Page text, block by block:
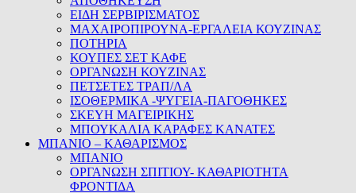
ΕΙΔΗ ΣΕΡΒΙΡΙΣΜΑΤΟΣ
ΜΑΧΑΙΡΟΠΙΡΟΥΝΑ-ΕΡΓΑΛΕΙΑ ΚΟΥΖΙΝΑΣ
ΠΟΤΗΡΙΑ
ΚΟΥΠΕΣ ΣΕΤ ΚΑΦΕ
ΟΡΓΑΝΩΣΗ ΚΟΥΖΙΝΑΣ
ΠΕΤΣΕΤΕΣ ΤΡΑΠ/ΛΑ
ΙΣΟΘΕΡΜΙΚΑ -ΨΥΓΕΙΑ-ΠΑΓΟΘΗΚΕΣ
ΣΚΕΥΗ ΜΑΓΕΙΡΙΚΗΣ
ΜΠΟΥΚΑΛΙΑ ΚΑΡΑΦΕΣ ΚΑΝΑΤΕΣ
ΜΠΑΝΙΟ – ΚΑΘΑΡΙΣΜΟΣ
ΜΠΑΝΙΟ
ΟΡΓΑΝΩΣΗ ΣΠΙΤΙΟΥ- ΚΑΘΑΡΙΟΤΗΤΑ
ΦΡΟΝΤΙΔΑ